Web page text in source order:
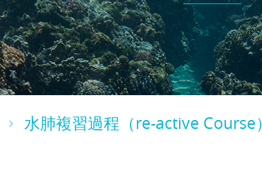
水肺複習過程（re-active Course）